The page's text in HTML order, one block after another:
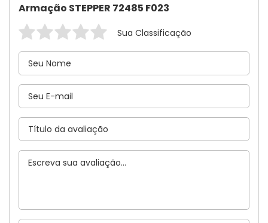
Armação STEPPER 72485 F023
Sua Classificação